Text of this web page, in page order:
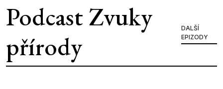
Podcast Zvuky
přírody
DALŠÍ
EPIZODY